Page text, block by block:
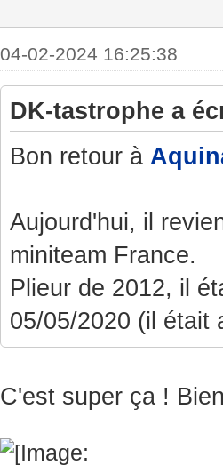
04-02-2024 16:25:38
DK-tastrophe a
Bon retour à
Aujourd'hui, il
miniteam France.
Plieur de 2012, il
05/05/2020 (il était
C'est super ça !